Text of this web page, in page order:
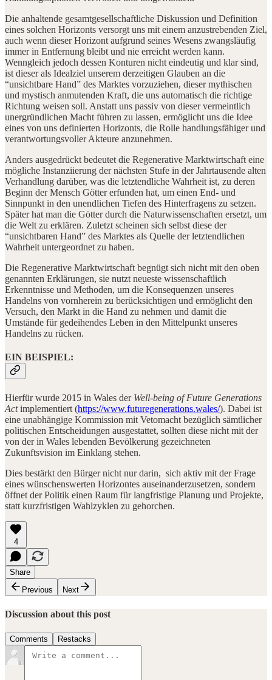
Die anhaltende gesamtgesellschaftliche Diskussion und Definition
eines solchen Horizonts versorgt uns mit einem anzustrebenden Ziel,
auch wenn dieser Horizont aufgrund seines Wesens zwangsläufig
immer in Entfernung bleibt und nie erreicht werden kann.
Wenngleich jedoch dessen Konturen nicht eindeutig und klar sind,
ist dieser als Idealziel unserem derzeitigen Glauben an die
“unsichtbare Hand” des Marktes vorzuziehen, dieser mythischen
und mystisch anmutenden Kraft, die uns automatisch die richtige
Richtung weisen soll. Anstatt uns passiv von dieser vermeintlich
unergründlichen Macht führen zu lassen, ermöglicht uns die Idee
eines von uns definierten Horizonts, die Rolle handlungsfähiger und
verantwortungsvoller Akteure anzunehmen.
Anders ausgedrückt bedeutet die Regenerative Marktwirtschaft eine
mögliche Instanziierung der nächsten Stufe in der Jahrtausende alten
Verhandlung darüber, was die letztendliche Wahrheit ist, zu deren
Beginn der Mensch Götter erfunden hat, um einen End- und
Sinnpunkt in den unendlichen Tiefen des Hinterfragens zu setzen.
Später hat man die Götter durch die Naturwissenschaften ersetzt, um
die Welt zu erklären. Zuletzt scheinen sich selbst diese der
“unsichtbaren Hand” des Marktes als Quelle der letztendlichen
Wahrheit untergeordnet zu haben.
Die Regenerative Marktwirtschaft begnügt sich nicht mit den oben
genannten Erklärungen, sie nutzt neueste wissenschaftlich
Erkenntnisse und Methoden, um die Konsequenzen unseres
Handelns von vornherein zu berücksichtigen und ermöglicht den
Versuch, den Markt in die Hand zu nehmen und damit die
Umstände für gedeihendes Leben in den Mittelpunkt unseres
Handelns zu rücken.
EIN BEISPIEL:
Hierfür wurde 2015 in Wales der Well-being of Future Generations
Actimplementiert (https://www.futuregenerations.wales/). Dabei ist
eine unabhängige Kommission mit Vetomacht bezüglich sämtlicher
politischen Entscheidungen ausgestattet, sollten diese nicht mit der
von der in Wales lebenden Bevölkerung gezeichneten
Zukunftsvision im Einklang stehen.
Dies bestärkt den Bürger nicht nur darin, sich aktiv mit der Frage
eines wünschenswerten Horizontes auseinanderzusetzen, sondern
öffnet der Politik einen Raum für langfristige Planung und Projekte,
statt kurzfristigen Wahlzyklen zu gehorchen.
4
Share
Previous
Next
Discussion about this post
Comments Restacks